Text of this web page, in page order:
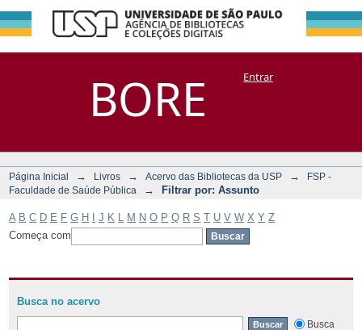
BORE
Filtrar por:
Assunto
DSpace/Manakin + CoriscoEntrar
Página Inicial → Livros → Acervo das Bibliotecas da USP →
FSP -
Faculdade de Saúde Pública
→ Filtrar por: Assunto
A B C D E F G H J K M N O P Q R S T U V W X Y Z
Começa com
Busca no acervo
Busca